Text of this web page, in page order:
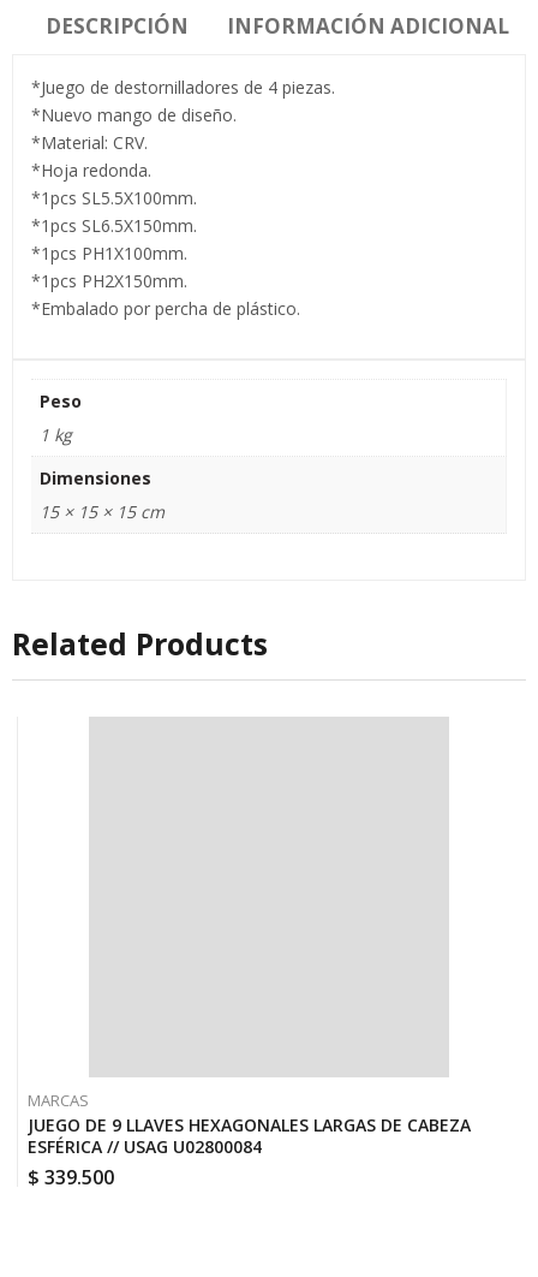
DESCRIPCIÓN INFORMACIÓN ADICIONAL
*Juego de destornilladores de 4 piezas.
*Nuevo mango de diseño.
*Material: CRV.
*Hoja redonda.
*1pcs SL5.5X100mm.
*1pcs SL6.5X150mm.
*1pcs PH1X100mm.
*1pcs PH2X150mm.
*Embalado por percha de plástico.
Peso
1 kg
Dimensiones
15 × 15 × 15 cm
Related Products
MARCAS
JUEGO DE 9 LLAVES HEXAGONALES LARGAS DE CABEZA
ESFÉRICA // USAG U02800084
$ 339.500